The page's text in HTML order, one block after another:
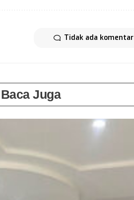
Tidak ada komentar
Baca Juga